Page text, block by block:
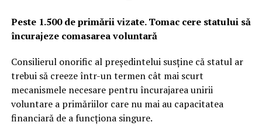
Peste 1.500 de primării vizate. Tomac cere statului să
încurajeze comasarea voluntară
Consilierul onorific al președintelui susține că statul ar
trebui să creeze într-un termen cât mai scurt
mecanismele necesare pentru încurajarea unirii
voluntare a primăriilor care nu mai au capacitatea
financiară de a funcționa singure.